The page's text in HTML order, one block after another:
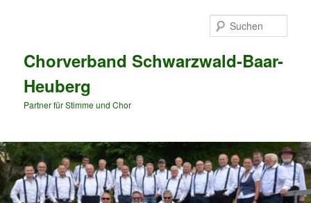
Chorverband Schwarzwald-Baar-
Heuberg
Partner für Stimme und Chor